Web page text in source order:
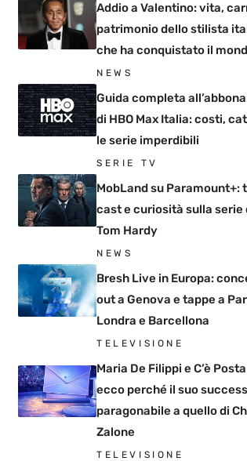
Addio a Valentino: vita,
patrimonio dello stilista
che ha conquistato il
NEWS
Guida completa
di HBO Max Italia: costi,
le serie imperdibili
SERIE TV
MobLand su Paramount+:
cast e curiosità sulla serie
Tom Hardy
NEWS
Bresh Live in Europa:
out a Genova e tappe a
Londra e Barcellona
TELEVISIONE
Maria De Filippi e C’è
ecco perché il suo
paragonabile a quello di
Zalone
TELEVISIONE